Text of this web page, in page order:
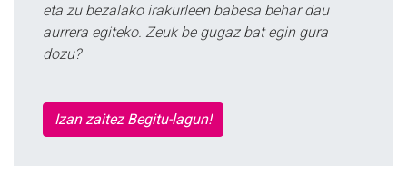
eta zu bezalako irakurleen babesa behar dau
aurrera egiteko. Zeuk be gugaz bat egin gura
dozu?
Izan zaitez Begitu-lagun!